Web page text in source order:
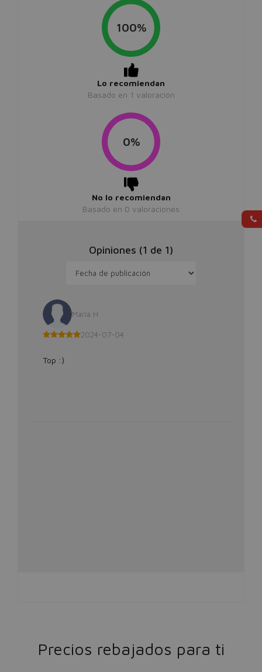
100%
Lo recomiendan
Basado en 1 valoración
0%
No lo recomiendan
Basado en 0 valoraciones
Opiniones (1 de 1)
Maria H
2024-07-04
Top :)
Precios rebajados para ti